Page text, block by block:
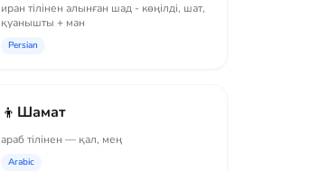
иран тілінен алынған шад - көңілді, шат,
қуанышты + ман
Persian
👦 Шамат
араб тілінен — қал, мең
Arabic